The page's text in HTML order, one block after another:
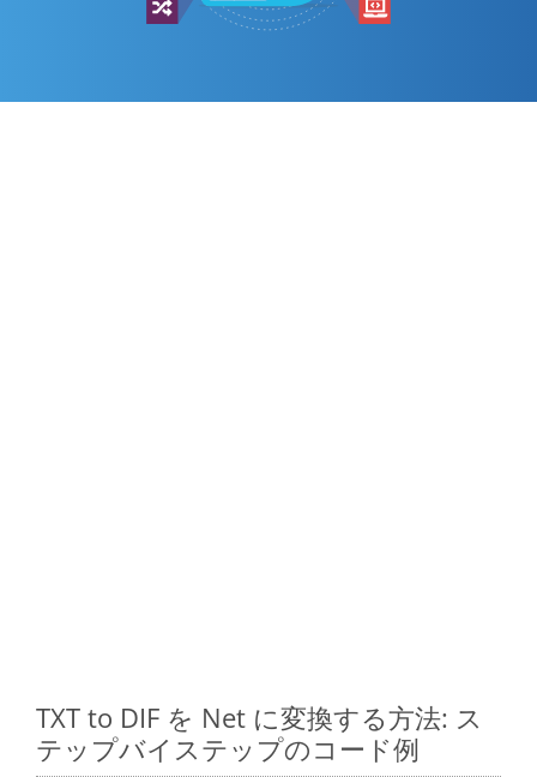
TXT to DIF を Net に変換する方法: ス
テップバイステップのコード例